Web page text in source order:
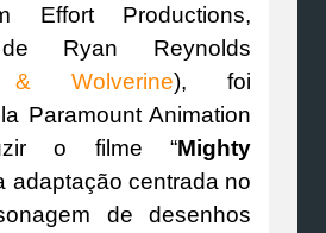
Effort Productions,
Ryan Reynolds
& Wolverine), foi
Paramount Animation
o filme “Mighty
adaptação centrada no
de desenhos